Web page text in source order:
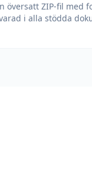
översatt ZIP-fil med
i alla stödda